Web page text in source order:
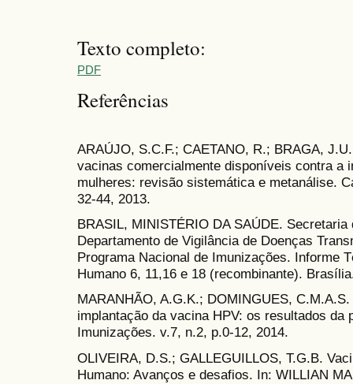
Texto completo:
PDF
Referências
ARAÚJO, S.C.F.; CAETANO, R.; BRAGA,
vacinas comercialmente disponíveis contra a
mulheres: revisão sistemática e metanálise.
32-44, 2013.
BRASIL, MINISTÉRIO DA SAÚDE.
Departamento de Vigilância de Doenças
Programa Nacional de Imunizações. Informe
Humano 6, 11,16 e 18 (recombinante).
MARANHÃO, A.G.K.; DOMINGUES,
implantação da vacina HPV: os resultados
Imunizações. v.7, n.2, p.0-12, 2014.
OLIVEIRA, D.S.; GALLEGUILLOS, T.G.B.
Humano: Avanços e desafios. In: WILLIAN